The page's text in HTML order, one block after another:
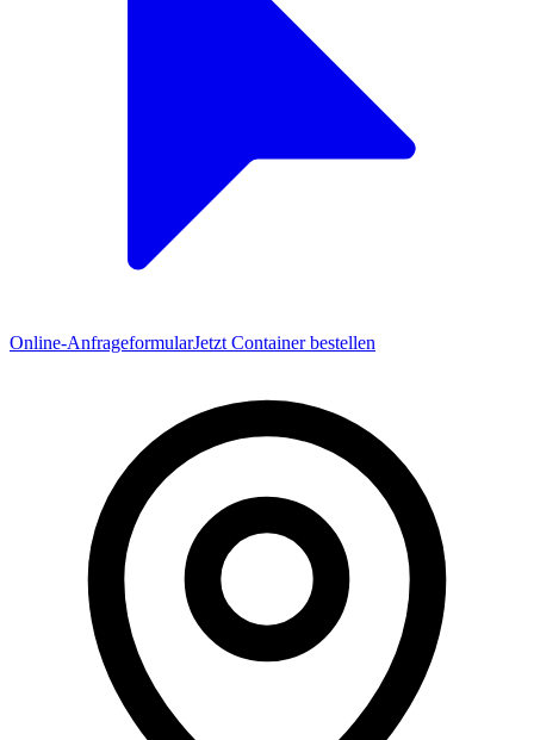
Online-AnfrageformularJetzt Container bestellen